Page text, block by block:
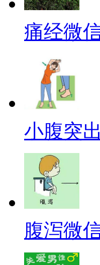
痛经微
小腹突
腹泻微